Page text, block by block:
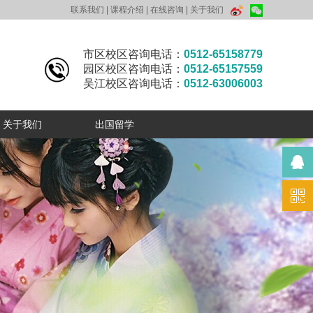
联系我们 课程介绍 在线咨询 关于我们
市区校区咨询电话： 0512-65158779
园区校区咨询电话： 0512-65157559
吴江校区咨询电话： 0512-63006003
关于我们 出国留学